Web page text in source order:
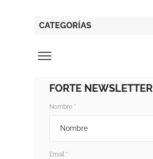
CATEGORÍAS
FORTE NEWSLETTER
Nombre
Email